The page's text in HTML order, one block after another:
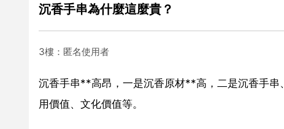
沉香手串為什麼這麼貴？
3樓：匿名使用者
沉香手串**高昂，一是沉香原材**高，二是沉香手
用價值、文化價值等。